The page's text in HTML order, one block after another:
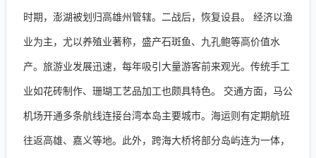
时期，澎湖被划归高雄州管辖。二战后，恢复设县。 经济以渔
业为主，尤以养殖业著称，盛产石斑鱼、九孔鲍等高价值水
产。旅游业发展迅速，每年吸引大量游客前来观光。传统手工
业如花砖制作、珊瑚工艺品加工也颇具特色。 交通方面，马公
机场开通多条航线连接台湾本岛主要城市。海运则有定期航班
往返高雄、嘉义等地。此外，跨海大桥将部分岛屿连为一体，